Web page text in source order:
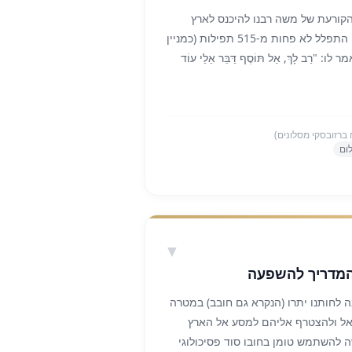
ממוסר, או כשהטכנולוגיה
העולם עלול להינזק ואף להיחרב
'אל מול פני המנורה יאירו שבעת
החול, אלא להיפך – להדליק את
הערכי. כאשר האמנות, הכלכלה
רוחנית ומוסרית גבוהה, הם
של משה רבנו להיכנס לארץ
ישראל. המדרש מגלה לנו שמשה התפלל לא פחות מ-515 תפילות (כמניין
לו: "רַב לָךְ, אַל תּוֹסֶף דַּבֵּר אֵלַי עוֹד
אותנו כאן יסוד עצום ומרגש. בעולם
ונשמרו באוצר מיוחד בשמיים.
ביקש מתנת חינם. וכך, משה השאיר
הבאים. בכל פעם שיהודי עומד
יכול לגשת אל אותו אוצר של תפילות
"חינם" שמשה רבנו חצב בעבורנו. 515 התפילות שלא נענו אז, הן אלו
מסלונים)
להשפעה
▼
לחותנו יתרו (הנקרא גם חובב) במטרה
ולהצטרף אליהם למסע אל הארץ
טומן בחובו סוד פסיכולוגי